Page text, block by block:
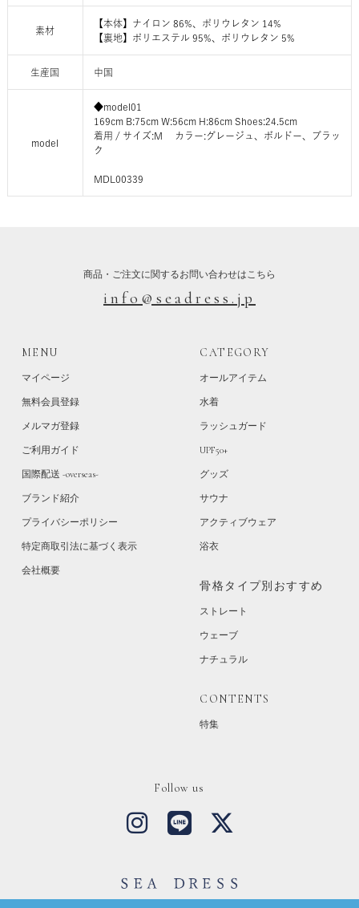
素材
【本体】ナイロン 86%、ポリウレタン 14%
【裏地】ポリエステル 95%、ポリウレタン 5%
生産国 中国
model
◆model01
169cm B:75cm W:56cm H:86cm Shoes:24.5cm
着用 / サイズ:M カラー:グレージュ、ボルドー、ブラッ
ク
MDL00339
商品・ご注文に関するお問い合わせはこちら
info@seadress.jp
MENU
マイページ
無料会員登録
メルマガ登録
ご利用ガイド
国際配送 -overseas-
ブランド紹介
プライバシーポリシー
特定商取引法に基づく表示
会社概要
CATEGORY
オールアイテム
水着
ラッシュガード
UPF50+
グッズ
サウナ
アクティブウェア
浴衣
骨格タイプ別おすすめ
ストレート
ウェーブ
ナチュラル
CONTENTS
特集
Follow us